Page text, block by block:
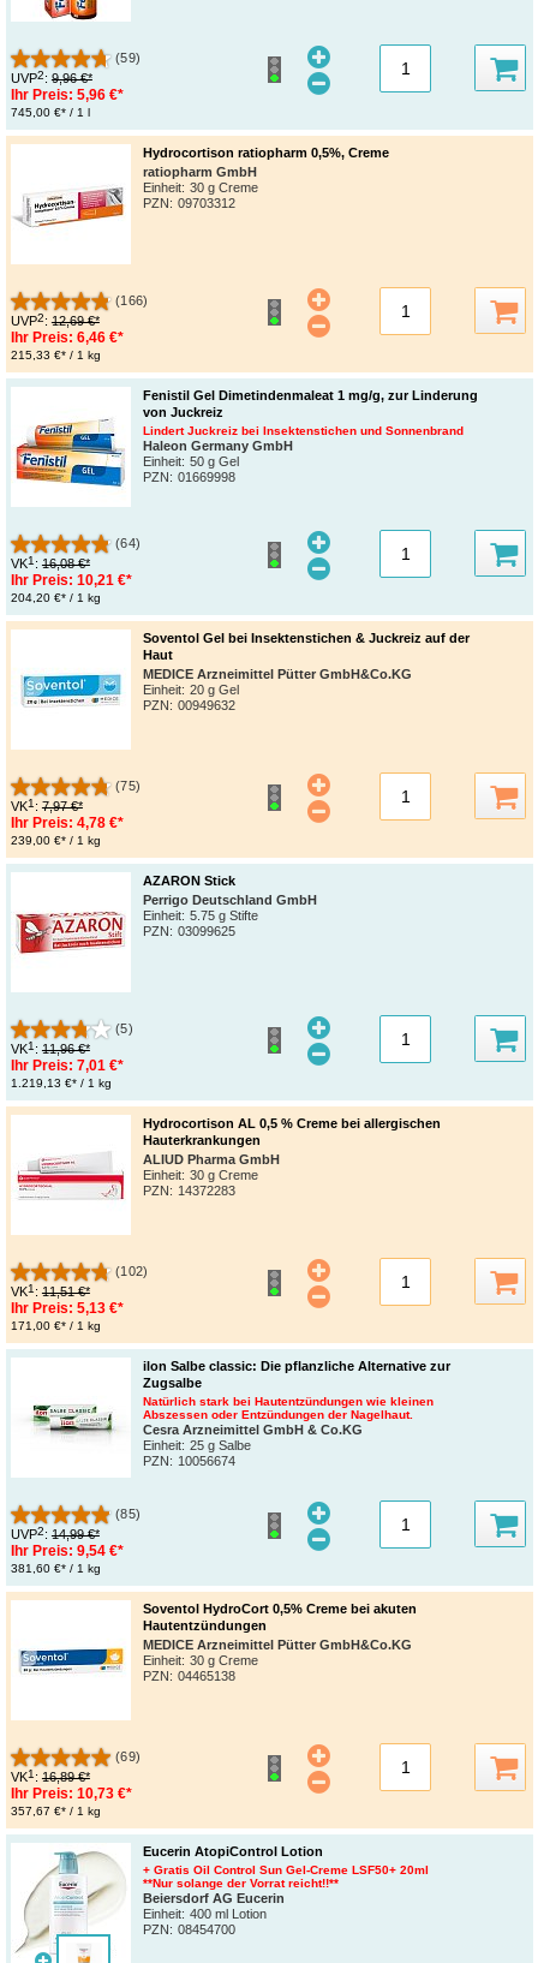
(59)
UVP2: 9,96 €*
Ihr Preis: 5,96 €*
745,00 €* / 1 l
Hydrocortison ratiopharm 0,5%, Creme
ratiopharm GmbH
Einheit: 30 g Creme
PZN: 09703312
(166)
UVP2: 12,69 €*
Ihr Preis: 6,46 €*
215,33 €* / 1 kg
Fenistil Gel Dimetindenmaleat 1 mg/g, zur Linderung
von Juckreiz
Lindert Juckreiz bei Insektenstichen und Sonnenbrand
Haleon Germany GmbH
Einheit: 50 g Gel
PZN: 01669998
(64)
VK1 : 16,08 €*
Ihr Preis: 10,21 €*
204,20 €* / 1 kg
Soventol Gel bei Insektenstichen & Juckreiz auf der
Haut
MEDICE Arzneimittel Pütter GmbH&Co.KG
Einheit: 20 g Gel
PZN: 00949632
(75)
VK1 : 7,97 €*
Ihr Preis: 4,78 €*
239,00 €* / 1 kg
AZARON Stick
Perrigo Deutschland GmbH
Einheit: 5.75 g Stifte
PZN: 03099625
(5)
VK1 : 11,96 €*
Ihr Preis: 7,01 €*
1.219,13 €* / 1 kg
Hydrocortison AL 0,5 % Creme bei allergischen
Hauterkrankungen
ALIUD Pharma GmbH
Einheit: 30 g Creme
PZN: 14372283
(102)
VK1 : 11,51 €*
Ihr Preis: 5,13 €*
171,00 €* / 1 kg
ilon Salbe classic: Die pflanzliche Alternative zur
Zugsalbe
Natürlich stark bei Hautentzündungen wie kleinen
Abszessen oder Entzündungen der Nagelhaut.
Cesra Arzneimittel GmbH & Co.KG
Einheit: 25 g Salbe
PZN: 10056674
(85)
UVP2: 14,99 €*
Ihr Preis: 9,54 €*
381,60 €* / 1 kg
Soventol HydroCort 0,5% Creme bei akuten
Hautentzündungen
MEDICE Arzneimittel Pütter GmbH&Co.KG
Einheit: 30 g Creme
PZN: 04465138
(69)
VK1 : 16,89 €*
Ihr Preis: 10,73 €*
357,67 €* / 1 kg
Eucerin AtopiControl Lotion
+ Gratis Oil Control Sun Gel-Creme LSF50+ 20ml
**Nur solange der Vorrat reicht!!**
Beiersdorf AG Eucerin
Einheit: 400 ml Lotion
PZN: 08454700